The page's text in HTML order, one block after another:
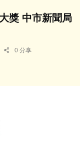
獎 中市新聞局
0 分享